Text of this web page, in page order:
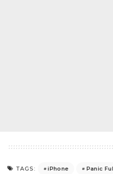
TAGS: iPhone Panic